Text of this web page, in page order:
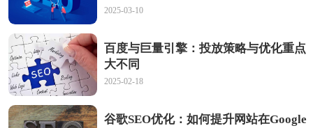
2025-03-10
百度与巨量引擎：投放策略与优化重点
大不同
2025-02-18
谷歌SEO优化：如何提升网站在Google